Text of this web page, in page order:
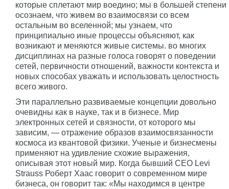
которые сплетают мир воедино; мы в большей степени
осознаем, что живем во взаимосвязи со всем
остальным во вселенной; мы узнаем, что
принципиально иные процессы объясняют, как
возникают и меняются живые системы. во многих
дисциплинах на разные голоса говорят о поведении
сетей, первичности отношений, важности контекста и
новых способах уважать и использовать целостность
всего живого.
Эти параллельно развиваемые концепции довольно
очевидны как в науке, так и в бизнесе. Мир
электронных сетей и связности, от которого мы
зависим, — отражение образов взаимосвязанности
космоса из квантовой физики. Ученые и бизнесмены
применяют на удивление схожие выражения,
описывая этот новый мир. Когда бывший CEO Levi
Strauss Роберт Хаас говорит о современном мире
бизнеса, он говорит так: «Мы находимся в центре